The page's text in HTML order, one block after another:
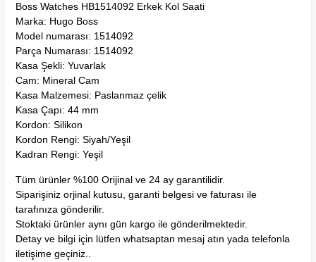
Boss Watches HB1514092 Erkek Kol Saati
Marka: Hugo Boss
Model numarası: 1514092
Parça Numarası: 1514092
Kasa Şekli: Yuvarlak
Cam: Mineral Cam
Kasa Malzemesi: Paslanmaz çelik
Kasa Çapı: 44 mm
Kordon: Silikon
Kordon Rengi: Siyah/Yeşil
Kadran Rengi: Yeşil
Tüm ürünler %100 Orijinal ve 24 ay garantilidir.
Siparişiniz orjinal kutusu, garanti belgesi ve faturası ile
tarafınıza gönderilir.
Stoktaki ürünler aynı gün kargo ile gönderilmektedir.
Detay ve bilgi için lütfen whatsaptan mesaj atın yada telefonla
iletişime geçiniz..